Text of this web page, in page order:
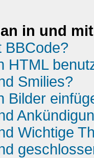
in und
BBCode?
HTML
Smilies?
Bilder
Wichtige